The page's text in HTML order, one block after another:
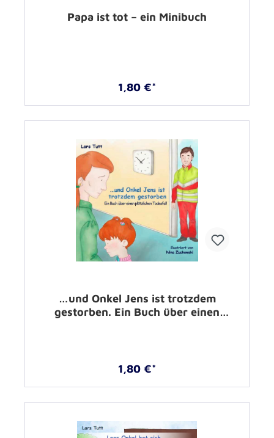
Papa ist tot – ein Minibuch
1,80 €*
…und Onkel Jens ist trotzdem
gestorben. Ein Buch über einen
1,80 €*